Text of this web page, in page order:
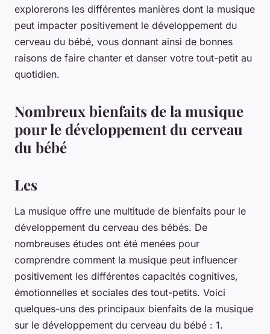
explorerons les différentes manières dont la musique
peut impacter positivement le développement du
cerveau du bébé, vous donnant ainsi de bonnes
raisons de faire chanter et danser votre tout-petit au
quotidien.
Nombreux bienfaits de la musique
pour le développement du cerveau
du bébé
Les
La musique offre une multitude de bienfaits pour le
développement du cerveau des bébés. De
nombreuses études ont été menées pour
comprendre comment la musique peut influencer
positivement les différentes capacités cognitives,
émotionnelles et sociales des tout-petits. Voici
quelques-uns des principaux bienfaits de la musique
sur le développement du cerveau du bébé : 1.